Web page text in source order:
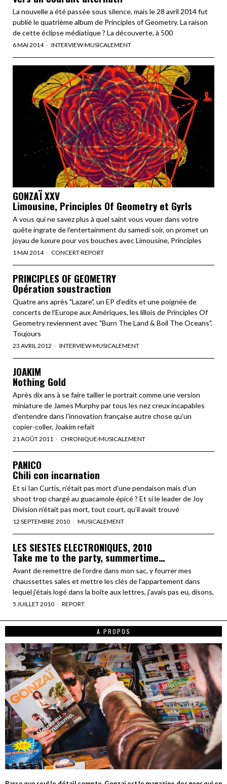
La nouvelle a été passée sous silence, mais le 28 avril 2014 fut
publié le quatrième album de Principles of Geometry. La raison
de cette éclipse médiatique ? La découverte, à 500
6 MAI 2014 INTERVIEW·MUSICALEMENT
GONZAÏ XXV
Limousine, Principles Of Geometry et Gyrls
A vous qui ne savez plus à quel saint vous vouer dans votre
quête ingrate de l'entertainment du samedi soir, on promet un
joyau de luxure pour vos bouches avec Limousine, Principles
1 MAI 2014 CONCERT·REPORT
PRINCIPLES OF GEOMETRY
Opération soustraction
Quatre ans après "Lazare", un EP d’edits et une poignée de
concerts de l’Europe aux Amériques, les lillois de Principles Of
Geometry reviennent avec "Burn The Land & Boil The Oceans".
Toujours
23 AVRIL 2012 INTERVIEW·MUSICALEMENT
JOAKIM
Nothing Gold
Après dix ans à se faire tailler le portrait comme une version
miniature de James Murphy par tous les nez creux incapables
d'entendre dans l'innovation française autre chose qu'un
copier-coller, Joakim refait
21 AOÛT 2011 CHRONIQUE·MUSICALEMENT
PANICO
Chili con incarnation
Et si Ian Curtis, n’était pas mort d’une pendaison mais d’un
shoot trop chargé au guacamole épicé ? Et si le leader de Joy
Division n’était pas mort, tout court, qu’il avait trouvé
12 SEPTEMBRE 2010 MUSICALEMENT
LES SIESTES ELECTRONIQUES, 2010
Take me to the party, summertime…
Avant de remettre de l’ordre dans mon sac, y fourrer mes
chaussettes sales et mettre les clés de l’appartement dans
lequel j’étais logé dans la boîte aux lettres, j’avais pas eu, disons,
5 JUILLET 2010 REPORT
A PROPOS